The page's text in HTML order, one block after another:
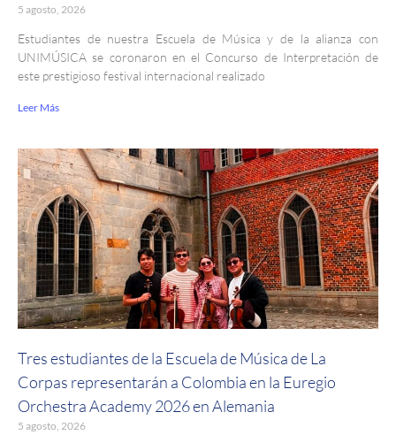
5 agosto, 2026
Estudiantes de nuestra Escuela de Música y de la alianza con
UNIMÚSICA se coronaron en el Concurso de Interpretación de
este prestigioso festival internacional realizado
Leer Más
Tres estudiantes de la Escuela de Música de La
Corpas representarán a Colombia en la Euregio
Orchestra Academy 2026 en Alemania
5 agosto, 2026